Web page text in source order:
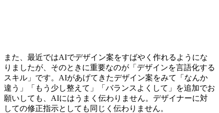
また、最近ではAIでデザイン案をすばやく作れるようにな
りましたが、そのときに重要なのが「デザインを言語化する
スキル」です。AIがあげてきたデザイン案をみて「なんか
違う」「もう少し整えて」「バランスよくして」を追加でお
願いしても、AIにはうまく伝わりません。デザイナーに対
しての修正指示としても同じく伝わりません。